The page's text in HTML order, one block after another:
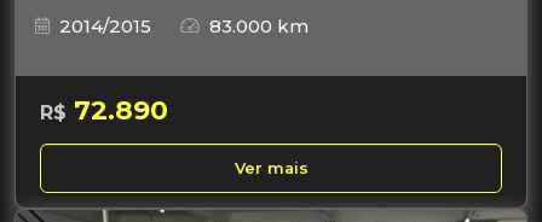
2014/2015
83.000 km
R$ 72.890
Ver mais